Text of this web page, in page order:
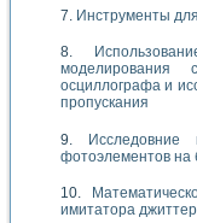
Инструменты
моделирования
осциллографа и
пропускания
Исследовние
фотоэлементов на
имитатора